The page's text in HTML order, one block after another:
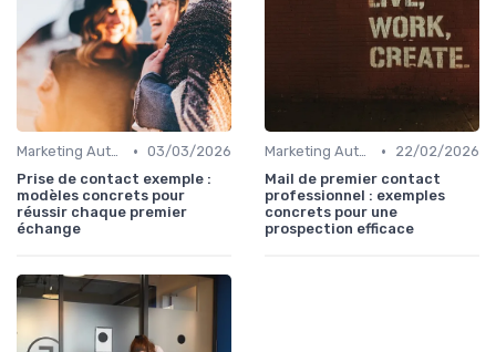
Marketing Automation & CRM • 03/03/2026
Prise de contact exemple :
modèles concrets pour
réussir chaque premier
échange
Marketing Automation & CRM •
22/02/2026
Mail de premier contact
professionnel : exemples
concrets pour une
prospection efficace